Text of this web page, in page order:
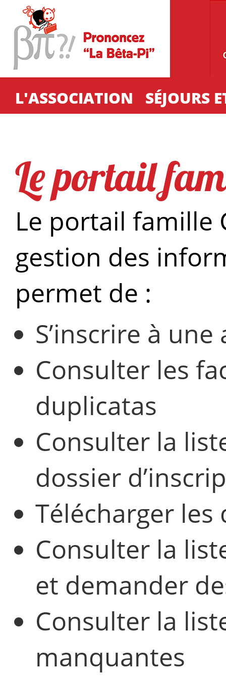
Aller au contenu principal
L'ASSOCIATION SÉJOURS
Le portail
Le portail famille
gestion des
permet de :
S’inscrire à
Consulter les
duplicatas
Consulter la
dossier
Télécharger
Consulter la
et demander
Consulter la
manquantes